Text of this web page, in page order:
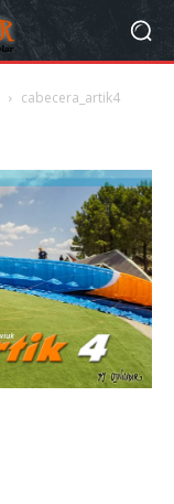
cabecera_artik4